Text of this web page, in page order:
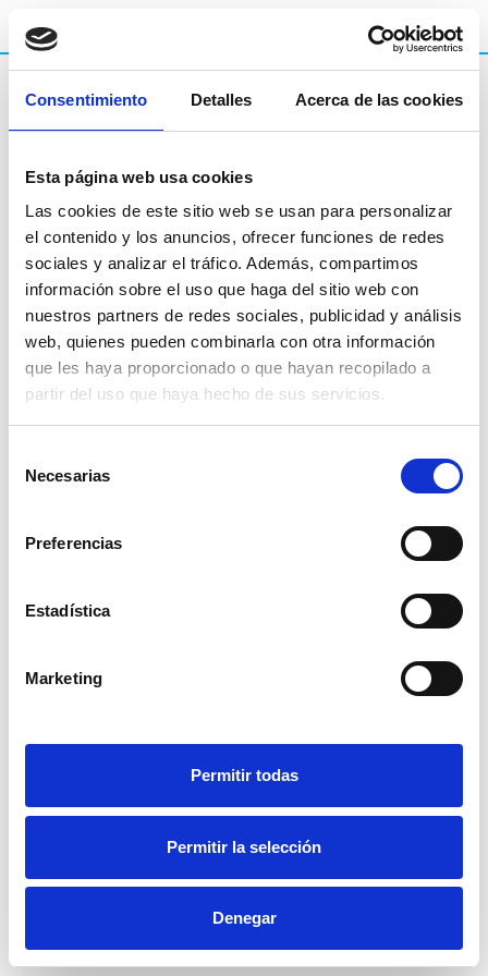
Consentimiento Detalles Acerca de las cookies
Esta página web usa cookies
Las cookies de este sitio web se usan para personalizar
el contenido y los anuncios, ofrecer funciones de redes
sociales y analizar el tráfico. Además, compartimos
información sobre el uso que haga del sitio web con
nuestros partners de redes sociales, publicidad y análisis
web, quienes pueden combinarla con otra información
que les haya proporcionado o que hayan recopilado a
partir del uso que haya hecho de sus servicios.
Necesarias
Preferencias
Estadística
Marketing
Permitir todas
Permitir la selección
Denegar